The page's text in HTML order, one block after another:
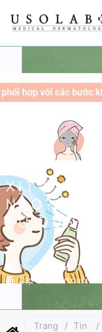
XỊT
NÀO?
SỬ DỤNG
Đăng bởi
Bác Sĩ Vũ
Cập nhật lần cuối:
Trang
/ Tin
/